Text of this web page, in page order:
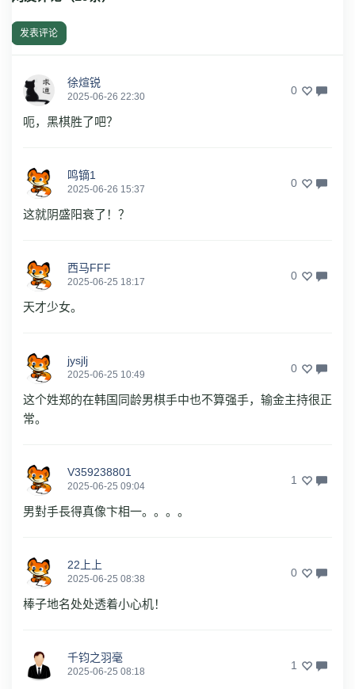
发表评论
徐煊锐
2025-06-26 22:30 0
呃，黑棋胜了吧？
鸣镝1
2025-06-26 15:37 0
这就阴盛阳衰了！？
西马FFF
2025-06-25 18:17 0
天才少女。
jysjlj
2025-06-25 10:49 0
这个姓郑的在韩国同龄男棋手中也不算强手，输金主持很正
常。
V359238801
2025-06-25 09:04 1
男對手長得真像卞相一。。。。
22上上
2025-06-25 08:38 0
棒子地名处处透着小心机！
千钧之羽毫
2025-06-25 08:18 1